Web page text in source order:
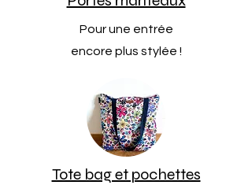
Pour une entrée
encore plus stylée !
Tote bag et pochettes